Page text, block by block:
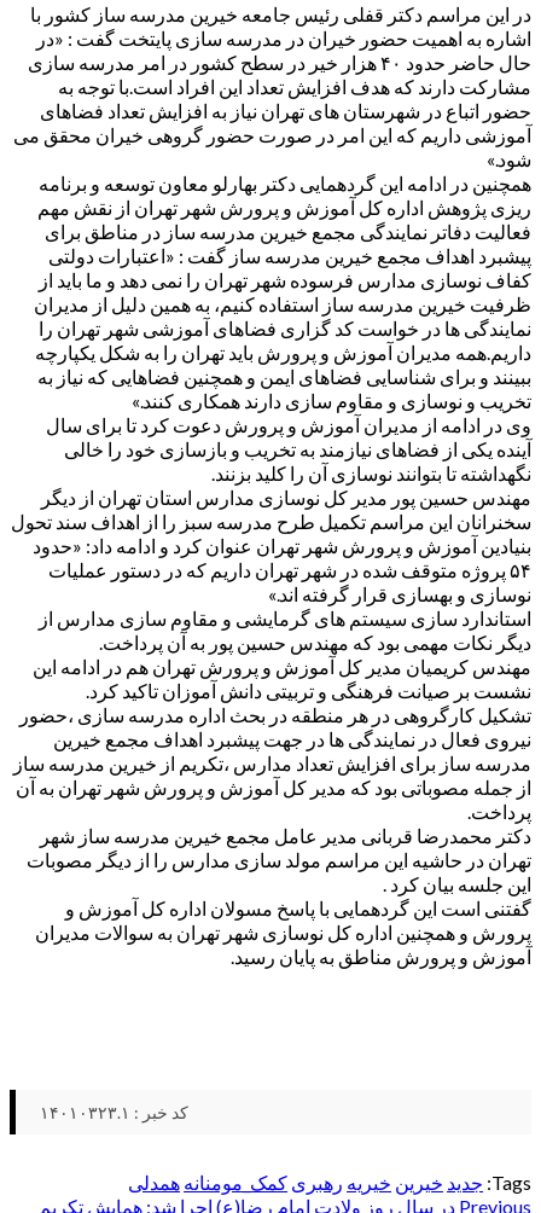
در این مراسم دکتر قفلی رئیس جامعه خیرین مدرسه ساز کشور با
اشاره به اهمیت حضور خیران در مدرسه سازی پایتخت گفت : «در
حال حاضر حدود ۴۰ هزار خیر در سطح کشور در امر مدرسه سازی
مشارکت دارند که هدف افزایش تعداد این افراد است.با توجه به
حضور اتباع در شهرستان های تهران نیاز به افزایش تعداد فضاهای
آموزشی داریم که این امر در صورت حضور گروهی خیران محقق می
شود.»
همچنین در ادامه این گردهمایی دکتر بهارلو معاون توسعه و برنامه
ریزی پژوهش اداره کل آموزش و پرورش شهر تهران از نقش مهم
فعالیت دفاتر نمایندگی مجمع خیرین مدرسه ساز در مناطق برای
پیشبرد اهداف مجمع خیرین مدرسه ساز گفت : «اعتبارات دولتی
کفاف نوسازی مدارس فرسوده شهر تهران را نمی دهد و ما باید از
ظرفیت خیرین مدرسه ساز استفاده کنیم، به همین دلیل از مدیران
نمایندگی ها در خواست کد گزاری فضاهای آموزشی شهر تهران را
داریم.همه مدیران آموزش و پرورش باید تهران را به شکل یکپارچه
ببینند و برای شناسایی فضاهای ایمن و همچنین فضاهایی که نیاز به
تخریب و نوسازی و مقاوم سازی دارند همکاری کنند.»
وی در ادامه از مدیران آموزش و پرورش دعوت کرد تا برای سال
آینده یکی از فضاهای نیازمند به تخریب و بازسازی خود را خالی
نگهداشته تا بتوانند نوسازی آن را کلید بزنند.
مهندس حسین پور مدیر کل نوسازی مدارس استان تهران از دیگر
سخنرانان این مراسم تکمیل طرح مدرسه سبز را از اهداف سند تحول
بنیادین آموزش و پرورش شهر تهران عنوان کرد و ادامه داد: «حدود
۵۴ پروژه متوقف شده در شهر تهران داریم که در دستور عملیات
نوسازی و بهسازی قرار گرفته اند.»
استاندارد سازی سیستم های گرمایشی و مقاوم سازی مدارس از
دیگر نکات مهمی بود که مهندس حسین پور به آن پرداخت.
مهندس کریمیان مدیر کل آموزش و پرورش تهران هم در ادامه این
نشست بر صیانت فرهنگی و تربیتی دانش آموزان تاکید کرد.
تشکیل کارگروهی در هر منطقه در بحث اداره مدرسه سازی ،حضور
نیروی فعال در نمایندگی ها در جهت پیشبرد اهداف مجمع خیرین
مدرسه ساز برای افزایش تعداد مدارس ،تکریم از خیرین مدرسه ساز
از جمله مصوباتی بود که مدیر کل آموزش و پرورش شهر تهران به آن
پرداخت.
دکتر محمدرضا قربانی مدیر عامل مجمع خیرین مدرسه ساز شهر
تهران در حاشیه این مراسم مولد سازی مدارس را از دیگر مصوبات
این جلسه بیان کرد .
گفتنی است این گردهمایی با پاسخ مسولان اداره کل آموزش و
پرورش و همچنین اداره کل نوسازی شهر تهران ‌به سوالات مدیران
آموزش و پرورش مناطق به پایان رسید.
کد خبر : ۱۴۰۱۰۳۲۳.۱
Tags: جدید خیرین خیریه رهبری کمک_مومنانه همدلی
Previous در سال روز ولادت امام رضا(ع) اجرا شد: همایش تکریم